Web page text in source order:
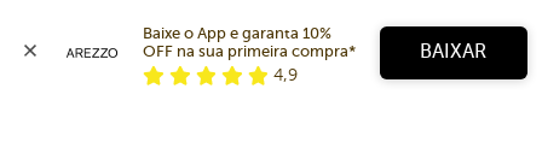
Baixe o App e garanta 10%
OFF na sua primeira compra*
4,9
BAIXAR